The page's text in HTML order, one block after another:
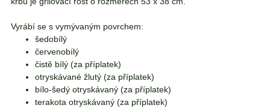
Vyrábí se s vymývaným povrchem:
šedobílý
červenobílý
čistě bílý (za příplatek)
otryskávané žlutý (za příplatek)
bílo-šedý otryskávaný (za příplatek)
terakota otryskávaný (za příplatek)